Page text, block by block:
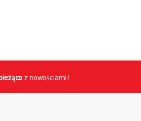
z nowościami !